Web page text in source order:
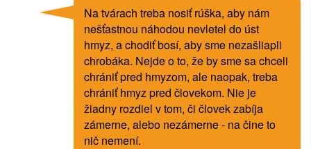
Na tvárach treba nosiť rúška, aby nám
nešťastnou náhodou nevletel do úst
hmyz, a chodiť bosí, aby sme nezašliapli
chrobáka. Nejde o to, že by sme sa chceli
chrániť pred hmyzom, ale naopak, treba
chrániť hmyz pred človekom. Nie je
žiadny rozdiel v tom, či človek zabíja
zámerne, alebo nezámerne - na čine to
nič nemení.